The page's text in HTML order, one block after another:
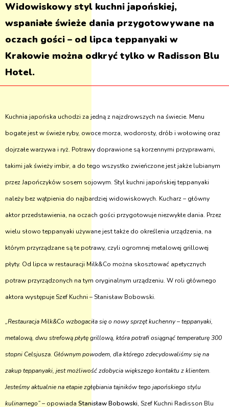
Widowiskowy styl kuchni japońskiej,
wspaniałe świeże dania przygotowywane na
oczach gości – od lipca teppanyaki w
Krakowie można odkryć tylko w Radisson Blu
Hotel.
Kuchnia japońska uchodzi za jedną z najzdrowszych na świecie. Menu
bogate jest w świeże ryby, owoce morza, wodorosty, drób i wołowinę oraz
dojrzałe warzywa i ryż. Potrawy doprawione są korzennymi przyprawami,
takimi jak świeży imbir, a do tego wszystko zwieńczone jest jakże lubianym
przez Japończyków sosem sojowym. Styl kuchni japońskiej teppanyaki
należy bez wątpienia do najbardziej widowiskowych. Kucharz – główny
aktor przedstawienia, na oczach gości przygotowuje niezwykłe dania. Przez
wielu słowo teppanyaki używane jest także do określenia urządzenia, na
którym przyrządzane są te potrawy, czyli ogromnej metalowej grillowej
płyty. Od lipca w restauracji Milk&Co można skosztować apetycznych
potraw przyrządzonych na tym oryginalnym urządzeniu. W roli głównego
aktora występuje Szef Kuchni – Stanisław Bobowski.
„Restauracja Milk&Co wzbogaciła się o nowy sprzęt kuchenny – teppanyaki,
metalową, dwu strefową płytę grillową, która potrafi osiągnąć temperaturę 300
stopni Celsjusza. Głównym powodem, dla którego zdecydowaliśmy się na
zakup teppanyaki, jest możliwość zdobycia większego kontaktu z klientem.
Jesteśmy aktualnie na etapie zgłębiania tajników tego japońskiego stylu
kulinarnego” – opowiada Stanisław Bobowski, Szef Kuchni Radisson Blu